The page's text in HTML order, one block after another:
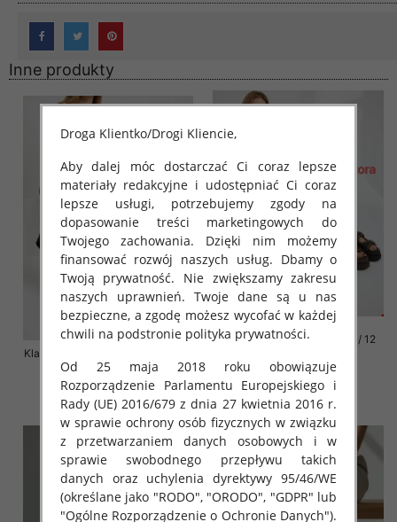
Inne produkty
Klapki damskie Roz 36-41 / 12 par
72.00 zł
szczegóły
Klapki damskie Roz 36-42 / 12
76.00 zł
szczegóły
Droga Klientko/Drogi Kliencie,
Aby dalej móc dostarczać Ci coraz lepsze
materiały redakcyjne i udostępniać Ci coraz
lepsze usługi, potrzebujemy zgody na
dopasowanie treści marketingowych do
Twojego zachowania. Dzięki nim możemy
finansować rozwój naszych usług. Dbamy o
Twoją prywatność. Nie zwiększamy zakresu
naszych uprawnień. Twoje dane są u nas
bezpieczne, a zgodę możesz wycofać w każdej
chwili na podstronie polityka prywatności.
Od 25 maja 2018 roku obowiązuje
Rozporządzenie Parlamentu Europejskiego i
Rady (UE) 2016/679 z dnia 27 kwietnia 2016 r.
w sprawie ochrony osób fizycznych w związku
z przetwarzaniem danych osobowych i w
sprawie swobodnego przepływu takich
danych oraz uchylenia dyrektywy 95/46/WE
(określane jako "RODO", "ORODO", "GDPR" lub
"Ogólne Rozporządzenie o Ochronie Danych").